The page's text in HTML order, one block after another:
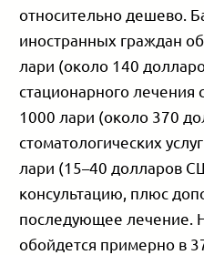
относительно дешево.
иностранных граждан
лари (около 140
стационарного лечения
1000 лари (около 370
стоматологических
лари (15–40 долларов
консультацию, плюс
последующее лечение.
обойдется примерно в